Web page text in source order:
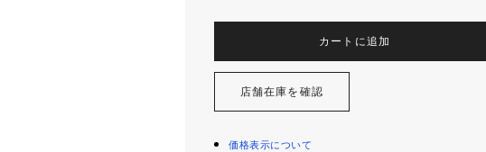
カートに追加
店舗在庫を確認
価格表示について